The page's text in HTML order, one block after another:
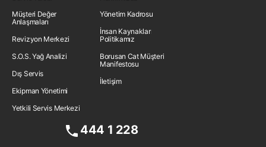
Müşteri Değer
Anlaşmaları
Revizyon Merkezi
S.O.S. Yağ Analizi
Dış Servis
Ekipman Yönetimi
Yetkili Servis Merkezi
Yönetim Kadrosu
İnsan Kaynakları
Politikamız
Borusan Cat Müşteri
Manifestosu
İletişim
444 1 228